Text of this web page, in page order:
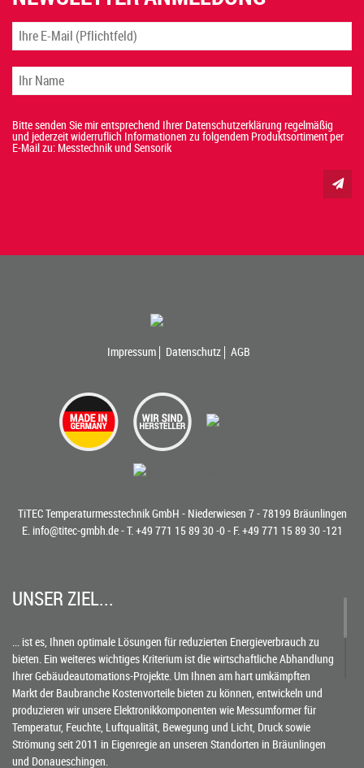
Bitte senden Sie mir entsprechend Ihrer Datenschutzerklärung regelmäßig
und jederzeit widerruflich Informationen zu folgendem Produktsortiment per
E-Mail zu: Messtechnik und Sensorik
Impressum Datenschutz AGB
TiTEC Temperaturmesstechnik GmbH - Niederwiesen 7 - 78199 Bräunlingen
E. info@titec-gmbh.de- T.+49 771 15 89 30 -0- F. +49 771 15 89 30 -121
UNSER ZIEL...
... ist es, Ihnen optimale Lösungen für reduzierten Energieverbrauch zu
bieten. Ein weiteres wichtiges Kriterium ist die wirtschaftliche Abhandlung
Ihrer Gebäudeautomations-Projekte. Um Ihnen am hart umkämpften
Markt der Baubranche Kostenvorteile bieten zu können, entwickeln und
produzieren wir unsere Elektronikkomponenten wie Messumformer für
Temperatur, Feuchte, Luftqualität, Bewegung und Licht, Druck sowie
Strömung seit 2011 in Eigenregie an unseren Standorten in Bräunlingen
und Donaueschingen.